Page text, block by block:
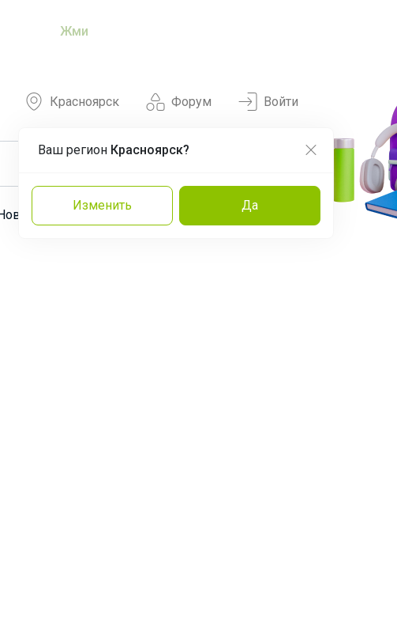
Жми
Форум
Красноярск
Ваш регион Красноярск?
Изменить Да
Войти
Команда Эксперты